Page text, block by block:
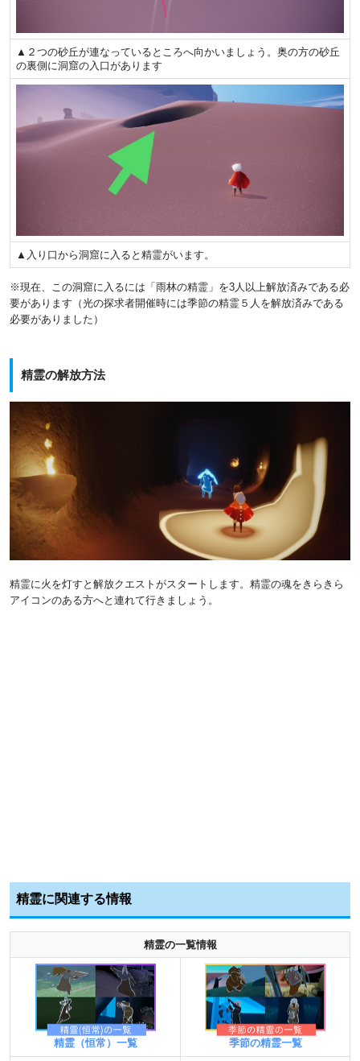
▲２つの砂丘が連なっているところへ向かいましょう。奥の方の砂丘
の裏側に洞窟の入口があります
▲入り口から洞窟に入ると精霊がいます。
※現在、この洞窟に入るには「雨林の精霊」を3人以上解放済みである必
要があります（光の探求者開催時には季節の精霊５人を解放済みである
必要がありました）
精霊の解放方法
精霊に火を灯すと解放クエストがスタートします。精霊の魂をきらきら
アイコンのある方へと連れて行きましょう。
精霊に関連する情報
精霊の一覧情報
精霊（恒常）一覧 季節の精霊一覧